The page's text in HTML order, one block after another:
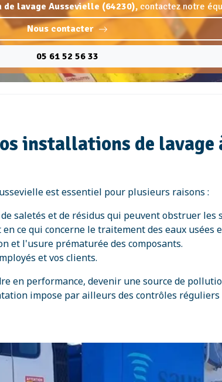
lavage Aussevielle (64230), contactez notre
Nous contacter
05 61 52 56 33
installations de lavage
est essentiel pour plusieurs raisons :
saletés et de résidus qui peuvent obstruer
ce qui concerne le traitement des eaux usées
et l'usure prématurée des composants.
et vos clients.
en performance, devenir une source de
impose par ailleurs des contrôles